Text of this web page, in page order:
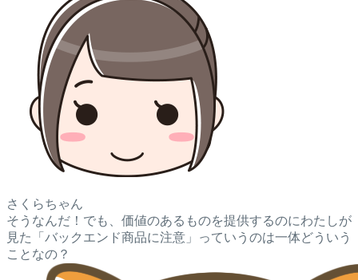
さくらちゃん
そうなんだ！でも、価値のあるものを提供するのにわたしが
見た「バックエンド商品に注意」っていうのは一体どういう
ことなの？